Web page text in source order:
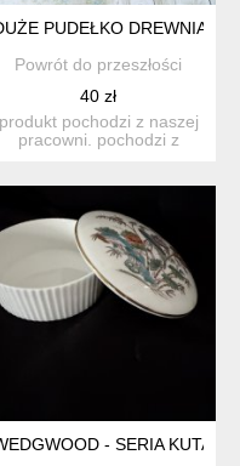
BOGUCICE PRL
PUDEŁKO DREWNIANE
Powrót do przeszłości
40 zł
produkt pochodzi z naszej
pracowni. pochodzi z
- SERIA KUTANI